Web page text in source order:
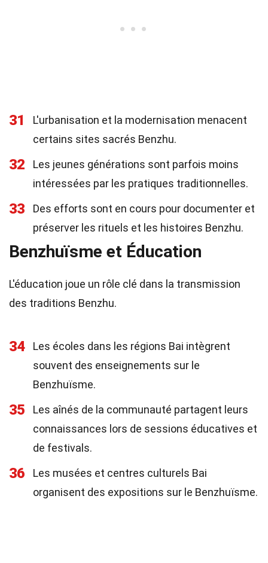
31
L'urbanisation et la modernisation menacent
certains sites sacrés Benzhu.
32
Les jeunes générations sont parfois moins
intéressées par les pratiques traditionnelles.
33
Des efforts sont en cours pour documenter et
préserver les rituels et les histoires Benzhu.
Benzhuïsme et Éducation
L'éducation joue un rôle clé dans la transmission
des traditions Benzhu.
34
Les écoles dans les régions Bai intègrent
souvent des enseignements sur le
Benzhuïsme.
35
Les aînés de la communauté partagent leurs
connaissances lors de sessions éducatives et
de festivals.
36
Les musées et centres culturels Bai
organisent des expositions sur le Benzhuïsme.